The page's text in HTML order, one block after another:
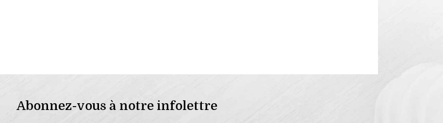
Abonnez-vous à notre infolettre